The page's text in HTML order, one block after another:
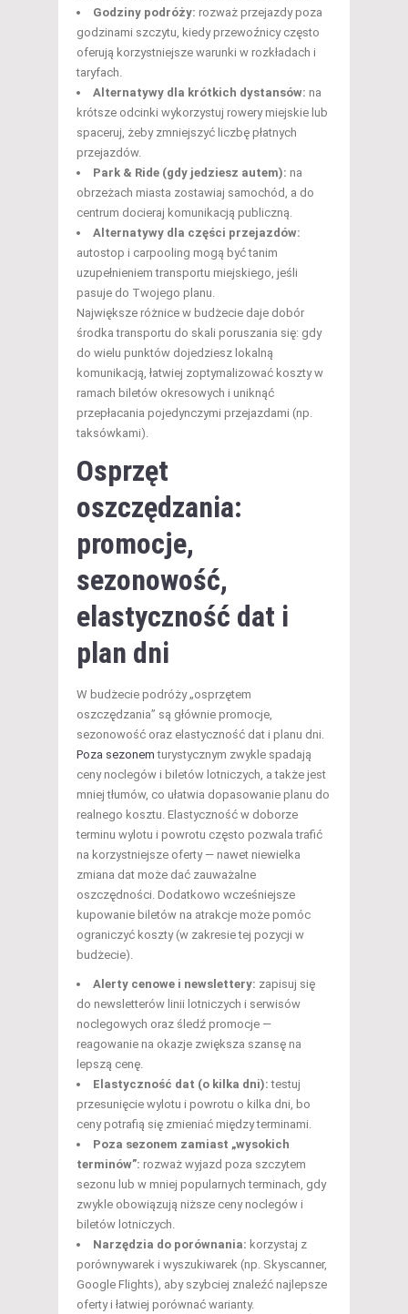
Godziny podróży: rozważ przejazdy poza
godzinami szczytu, kiedy przewoźnicy często
oferują korzystniejsze warunki w rozkładach i
taryfach.
Alternatywy dla krótkich dystansów: na
krótsze odcinki wykorzystuj rowery miejskie lub
spaceruj, żeby zmniejszyć liczbę płatnych
przejazdów.
Park & Ride (gdy jedziesz autem): na
obrzeżach miasta zostawiaj samochód, a do
centrum docieraj komunikacją publiczną.
Alternatywy dla części przejazdów:
autostop i carpooling mogą być tanim
uzupełnieniem transportu miejskiego, jeśli
pasuje do Twojego planu.
Największe różnice w budżecie daje dobór
środka transportu do skali poruszania się: gdy
do wielu punktów dojedziesz lokalną
komunikacją, łatwiej zoptymalizować koszty w
ramach biletów okresowych i uniknąć
przepłacania pojedynczymi przejazdami (np.
taksówkami).
Osprzęt
oszczędzania:
promocje,
sezonowość,
elastyczność dat i
plan dni
W budżecie podróży „osprzętem
oszczędzania” są głównie promocje,
sezonowość oraz elastyczność dat i planu dni.
Poza sezonem turystycznym zwykle spadają
ceny noclegów i biletów lotniczych, a także jest
mniej tłumów, co ułatwia dopasowanie planu do
realnego kosztu. Elastyczność w doborze
terminu wylotu i powrotu często pozwala trafić
na korzystniejsze oferty — nawet niewielka
zmiana dat może dać zauważalne
oszczędności. Dodatkowo wcześniejsze
kupowanie biletów na atrakcje może pomóc
ograniczyć koszty (w zakresie tej pozycji w
budżecie).
Alerty cenowe i newslettery: zapisuj się
do newsletterów linii lotniczych i serwisów
noclegowych oraz śledź promocje —
reagowanie na okazje zwiększa szansę na
lepszą cenę.
Elastyczność dat (o kilka dni): testuj
przesunięcie wylotu i powrotu o kilka dni, bo
ceny potrafią się zmieniać między terminami.
Poza sezonem zamiast „wysokich
terminów”: rozważ wyjazd poza szczytem
sezonu lub w mniej popularnych terminach, gdy
zwykle obowiązują niższe ceny noclegów i
biletów lotniczych.
Narzędzia do porównania: korzystaj z
porównywarek i wyszukiwarek (np. Skyscanner,
Google Flights), aby szybciej znaleźć najlepsze
oferty i łatwiej porównać warianty.